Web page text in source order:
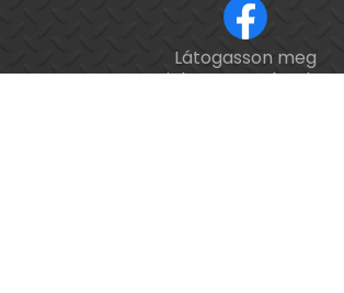
Látogasson meg
minket a Facebookon!